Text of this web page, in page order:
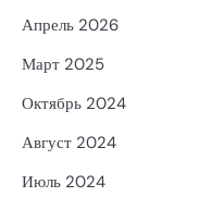
Апрель 2026
Март 2025
Октябрь 2024
Август 2024
Июль 2024